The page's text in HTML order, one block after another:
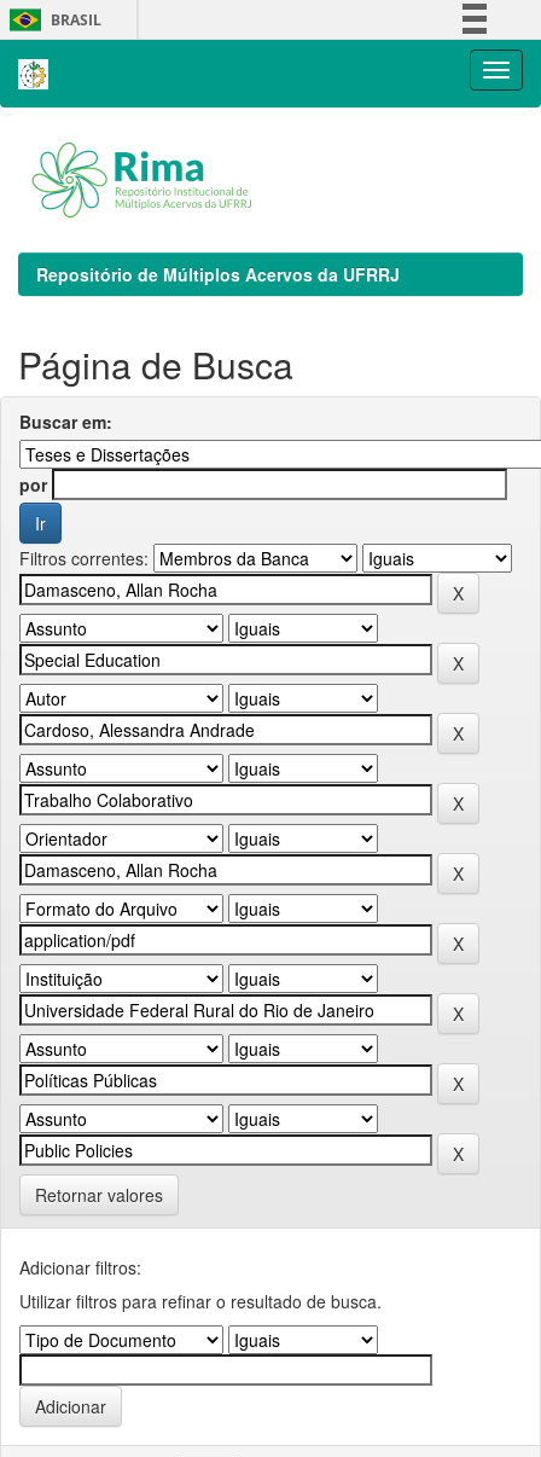
Skip
navigation
BRASIL
Repositório de Múltiplos Acervos da UFRRJ
Página de Busca
Buscar em:
por
Filtros correntes:
Retornar valores
Adicionar filtros:
Utilizar filtros para refinar o resultado de busca.